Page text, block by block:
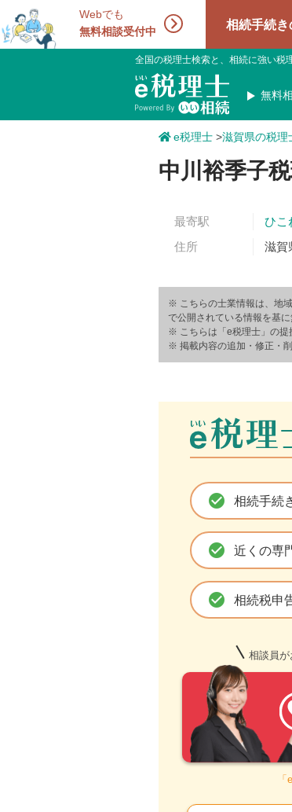
Webでも
無料相談受付中
相続手続きの無料相
全国の税理士検索と、相続に強い税
無料
e税理士 >滋賀県の税理
中川裕季子
最寄駅
ひこ
住所
滋賀
※ こちらの士業情報は、地
で公開されている情報を基
※ こちらは「e税理士」の提
※ 掲載内容の追加・修正・
check_circle 相続手続
check_circle 近くの専
check_circle 相続税申
相談員